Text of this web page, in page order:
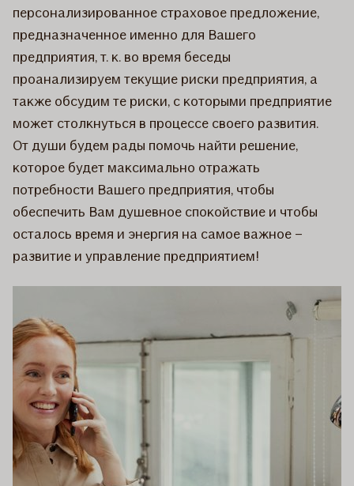
персонализированное страховое предложение,
предназначенное именно для Вашего
предприятия, т. к. во время беседы
проанализируем текущие риски предприятия, а
также обсудим те риски, с которыми предприятие
может столкнуться в процессе своего развития.
От души будем рады помочь найти решение,
которое будет максимально отражать
потребности Вашего предприятия, чтобы
обеспечить Вам душевное спокойствие и чтобы
осталось время и энергия на самое важное –
развитие и управление предприятием!